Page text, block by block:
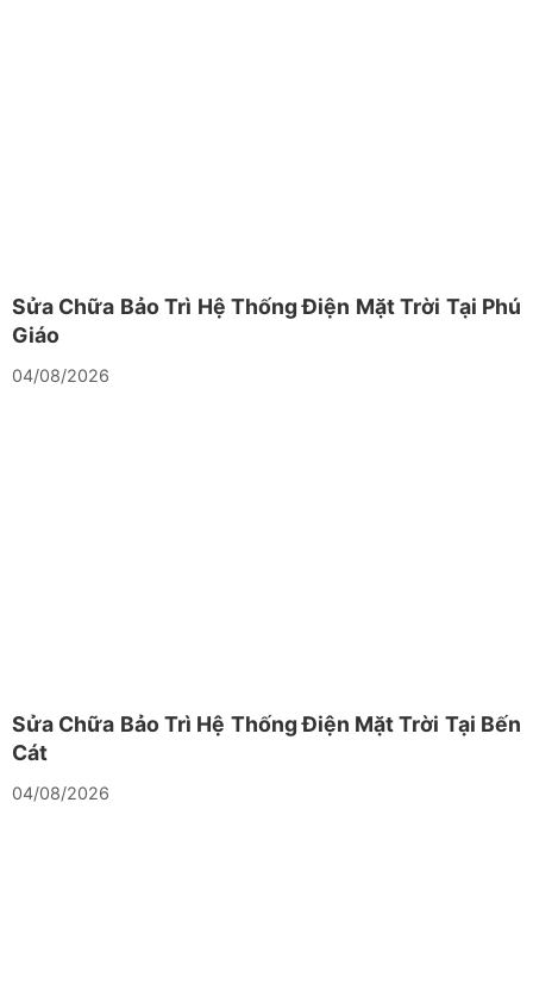
Sửa Chữa Bảo Trì Hệ Thống Điện Mặt Trời Tại Phú
Giáo
04/08/2026
Sửa Chữa Bảo Trì Hệ Thống Điện Mặt Trời Tại Bến
Cát
04/08/2026